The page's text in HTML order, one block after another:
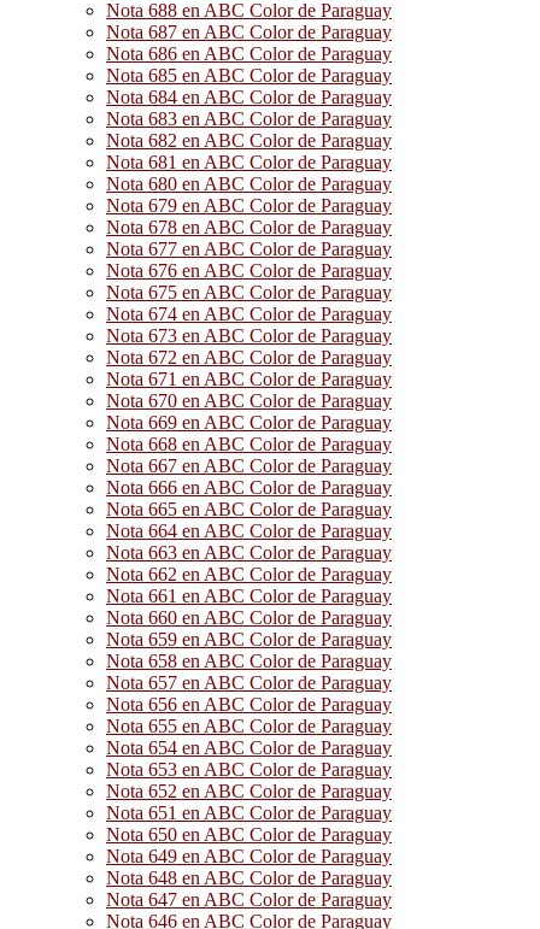
Nota 688 en ABC Color de Paraguay
Nota 687 en ABC Color de Paraguay
Nota 686 en ABC Color de Paraguay
Nota 685 en ABC Color de Paraguay
Nota 684 en ABC Color de Paraguay
Nota 683 en ABC Color de Paraguay
Nota 682 en ABC Color de Paraguay
Nota 681 en ABC Color de Paraguay
Nota 680 en ABC Color de Paraguay
Nota 679 en ABC Color de Paraguay
Nota 678 en ABC Color de Paraguay
Nota 677 en ABC Color de Paraguay
Nota 676 en ABC Color de Paraguay
Nota 675 en ABC Color de Paraguay
Nota 674 en ABC Color de Paraguay
Nota 673 en ABC Color de Paraguay
Nota 672 en ABC Color de Paraguay
Nota 671 en ABC Color de Paraguay
Nota 670 en ABC Color de Paraguay
Nota 669 en ABC Color de Paraguay
Nota 668 en ABC Color de Paraguay
Nota 667 en ABC Color de Paraguay
Nota 666 en ABC Color de Paraguay
Nota 665 en ABC Color de Paraguay
Nota 664 en ABC Color de Paraguay
Nota 663 en ABC Color de Paraguay
Nota 662 en ABC Color de Paraguay
Nota 661 en ABC Color de Paraguay
Nota 660 en ABC Color de Paraguay
Nota 659 en ABC Color de Paraguay
Nota 658 en ABC Color de Paraguay
Nota 657 en ABC Color de Paraguay
Nota 656 en ABC Color de Paraguay
Nota 655 en ABC Color de Paraguay
Nota 654 en ABC Color de Paraguay
Nota 653 en ABC Color de Paraguay
Nota 652 en ABC Color de Paraguay
Nota 651 en ABC Color de Paraguay
Nota 650 en ABC Color de Paraguay
Nota 649 en ABC Color de Paraguay
Nota 648 en ABC Color de Paraguay
Nota 647 en ABC Color de Paraguay
Nota 646 en ABC Color de Paraguay